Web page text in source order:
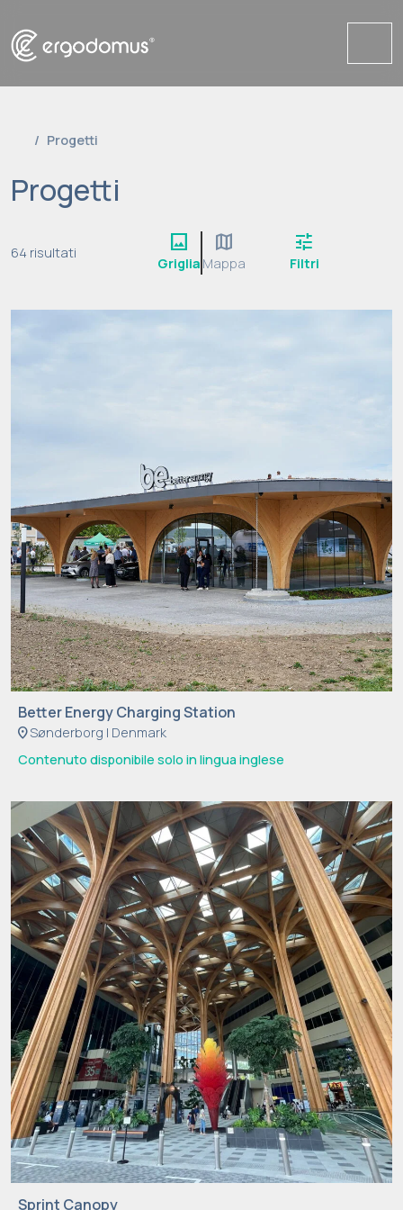
Progetti
Progetti
64 risultati image
Griglia
map
Mappa Filtri
tune
Better Energy Charging Station
location_onSønderborg | Denmark
Contenuto disponibile solo in lingua inglese
Sprint Canopy